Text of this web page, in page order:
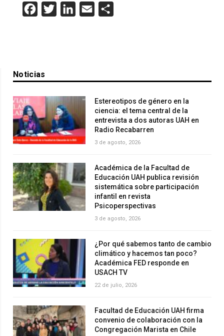
Facebook
Twitter LinkedInEmail
Noticias
Estereotipos de género en la
ciencia: el tema central de la
entrevista a dos autoras UAH en
Radio Recabarren
3 de agosto, 2026
Académica de la Facultad de
Educación UAH publica revisión
sistemática sobre participación
infantil en revista
Psicoperspectivas
3 de agosto, 2026
¿Por qué sabemos tanto de cambio
climático y hacemos tan poco?
Académica FED responde en
USACH TV
22 de julio, 2026
Facultad de Educación UAH firma
convenio de colaboración con la
Congregación Marista en Chile